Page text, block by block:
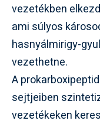
vezetékben
ami súlyos
hasnyálmirigy-
vezethetne.
A
sejtjeiben
vezetékeken